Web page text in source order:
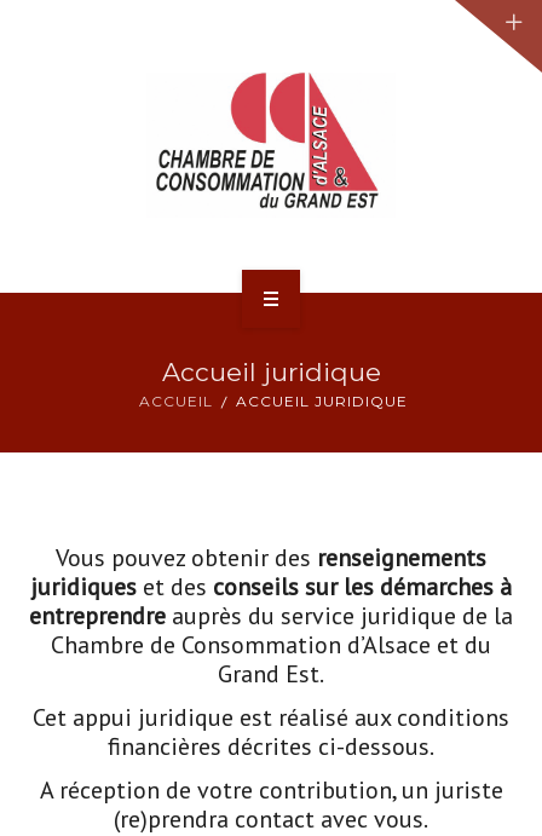
NOS ACTIONS
CONTACT
Accueil juridique
ACCUEIL ACCUEIL JURIDIQUE
Vous pouvez obtenir des renseignements
juridiques et des conseils sur les démarches à
entreprendre auprès du service juridique de la
Chambre de Consommation d’Alsace et du
Grand Est.
Cet appui juridique est réalisé aux conditions
financières décrites ci-dessous.
A réception de votre contribution, un juriste
(re)prendra contact avec vous.